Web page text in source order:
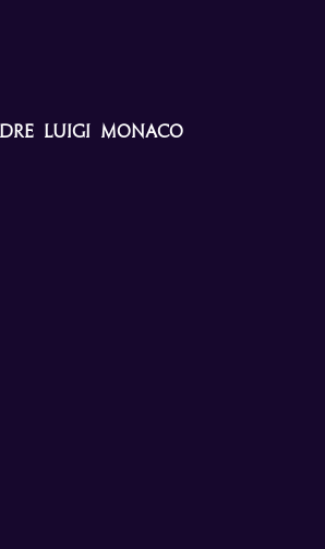
Luigi Monaco